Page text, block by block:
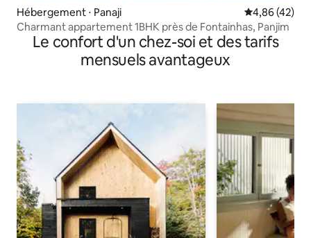
Hébergement ⋅ Panaji Évaluation
4,86 (42)
Charmant appartement 1BHK près de Fontainhas, Panjim
Le confort d'un chez-soi et des tarifs
mensuels avantageux